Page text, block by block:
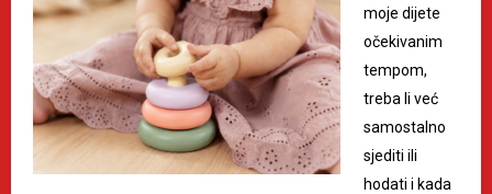
moje dijete
očekivanim
tempom,
treba li već
samostalno
sjediti ili
hodati i kada